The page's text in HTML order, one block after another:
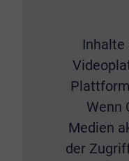
Inhalte
Wenn
Medien
der